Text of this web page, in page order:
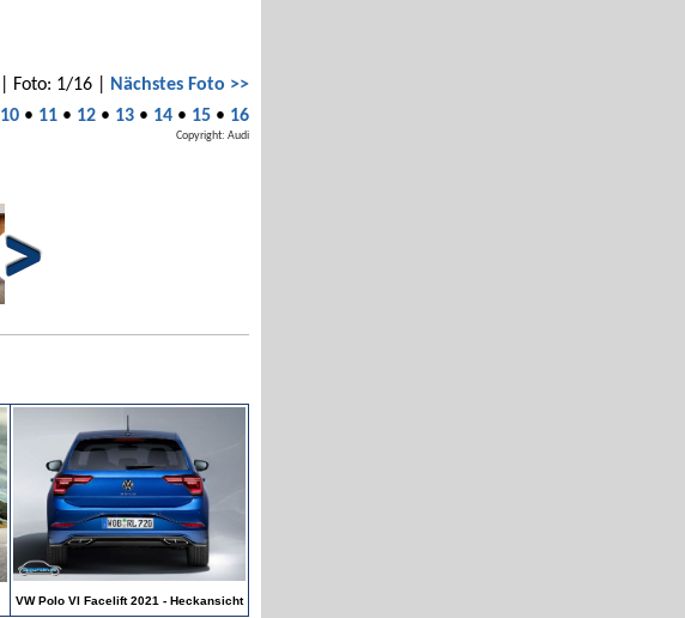
| Foto: 1/16 |
Nächstes Foto >>
10 • 11 • 12 • 13 • 14 • 15 • 16
Copyright: Audi
VW Polo VI Facelift 2021 - Heckansicht